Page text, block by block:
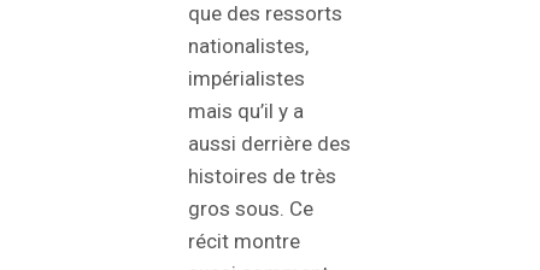
que des ressorts
nationalistes,
impérialistes
mais qu’il y a
aussi derrière des
histoires de très
gros sous. Ce
récit montre